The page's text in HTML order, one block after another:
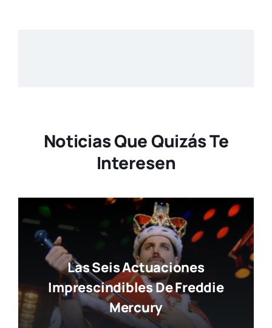
Noticias Que Quizás Te
Interesen
Las Seis Actuaciones
Imprescindibles De Freddie
Mercury